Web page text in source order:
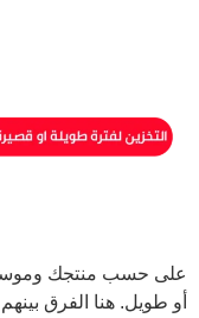
على حسب منتجك
أو طويل. هنا الفرق